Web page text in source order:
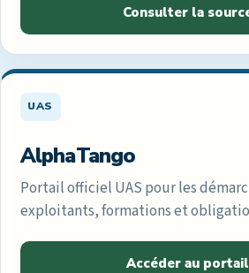
Consulter la
UAS
AlphaTango
Portail officiel UAS pour les
exploitants, formations et
Accéder au portail